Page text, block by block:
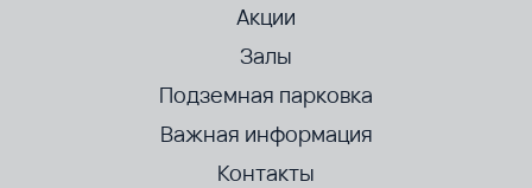
Акции
Залы
Подземная парковка
Важная информация
Контакты